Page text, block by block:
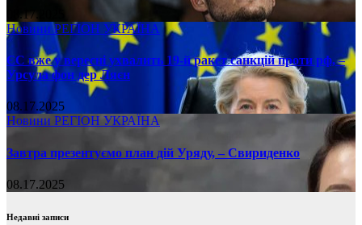
08.17.2025
НовиниРЕГІОН УКРАЇНА
ЄС вже у вересні ухвалить 19-й ракет санкцій проти рф, –
Урсула фон дер Ляєн
08.17.2025
Новини РЕГІОН УКРАЇНА
Завтра презентуємо план дій Уряду, – Свириденко
08.17.2025
Недавні записи